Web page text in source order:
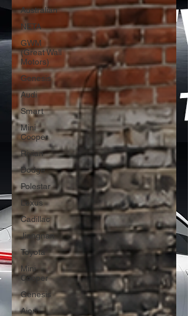
Australian
NETA
GWM
(Great Wall
Motors)
Genesis
Audi
Smart
Mini
Cooper
Rivian
Dodge
Polestar
Lexus
Cadillac
Jiangnan
Toyota
Mini
Cooper
Genesis
Aion